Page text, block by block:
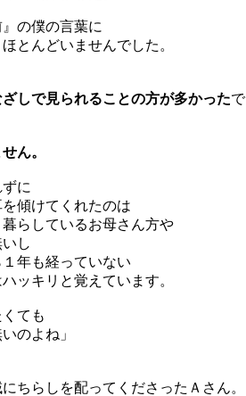
の僕の言葉に
とんどいませんでした。
しで見られることの方が多かったで
ん。
に
傾けてくれたのは
らしているお母さん方や
し
年も経っていない
ッキリと覚えています。
ても
のよね」
ちらしを配ってくださったＡさん。